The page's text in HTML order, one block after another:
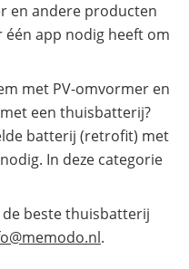
en andere producten
één app nodig heeft om
met PV-omvormer en
een thuisbatterij?
batterij (retrofit) met
In deze categorie
de beste thuisbatterij
memodo.nl.